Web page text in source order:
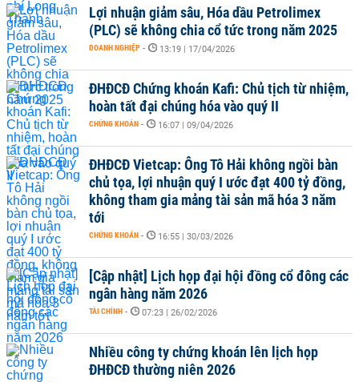
Lợi nhuận giảm sâu, Hóa dầu Petrolimex
(PLC) sẽ không chia cổ tức trong năm 2025
DOANH NGHIỆP - 13:19 | 17/04/2026
ĐHĐCĐ Chứng khoán Kafi: Chủ tịch từ nhiệm,
hoàn tất đại chúng hóa vào quý II
CHỨNG KHOÁN - 16:07 | 09/04/2026
ĐHĐCĐ Vietcap: Ông Tô Hải không ngồi bàn
chủ tọa, lợi nhuận quý I ước đạt 400 tỷ đồng,
không tham gia mảng tài sản mã hóa 3 năm
tới
CHỨNG KHOÁN - 16:55 | 30/03/2026
[Cập nhật] Lịch họp đại hội đồng cổ đông các
ngân hàng năm 2026
TÀI CHÍNH - 07:23 | 26/02/2026
Nhiều công ty chứng khoán lên lịch họp
ĐHĐCĐ thường niên 2026